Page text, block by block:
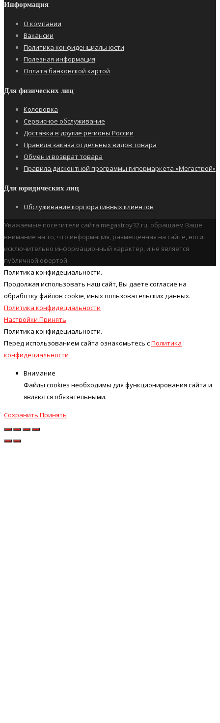
Информация
О компании
Вакансии
Политика конфиденциальности
Полезная информация
Оплата банковской картой
Для физических лиц
Колеровка
Сервисное обслуживание
Доставка в другие регионы России
Правила заказа отдельных видов товара
Обмен и возврат товара
Правила дисконтной программы гипермаркета «Мегастрой»
Для юридических лиц
Обслуживание корпоративных клиентов
Уважаемые посетители сайта megastroy32.ru, обращаем Ваше
внимание на то, что информация, размещенная на сайте, носит
исключительно информационный характер, и не является
публичной офертой.
Политика конфидециальности.
Продолжая использовать наш cайт, Вы даете согласие на
обработку файлов cookie, иных пользовательских данных.
Политика конфидециальности
Настройки Принять
Политика конфидециальности.
Перед использованием сайта ознакомьтесь сПолитика
конфидециальности
Внимание
Файлы cookies необходимы для функционирования сайта и
являются обязательными.
Сохранить Принять